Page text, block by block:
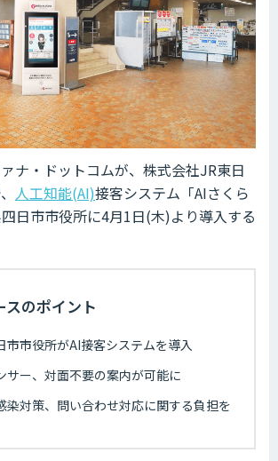
ナ・ドットコムが、株式会社JR東日
人工知能(AI)接客システム「AIさくら
日市市役所に4月1日(木)より導入する
スのポイント
市市役所がAI接客システムを導入
サー、対面不要の案内が可能に
染対策、問い合わせ対応に関する負担を